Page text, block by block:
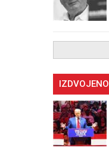
IZDVOJENO